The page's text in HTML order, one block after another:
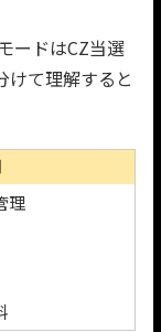
ードはCZ当選
けて理解すると
理